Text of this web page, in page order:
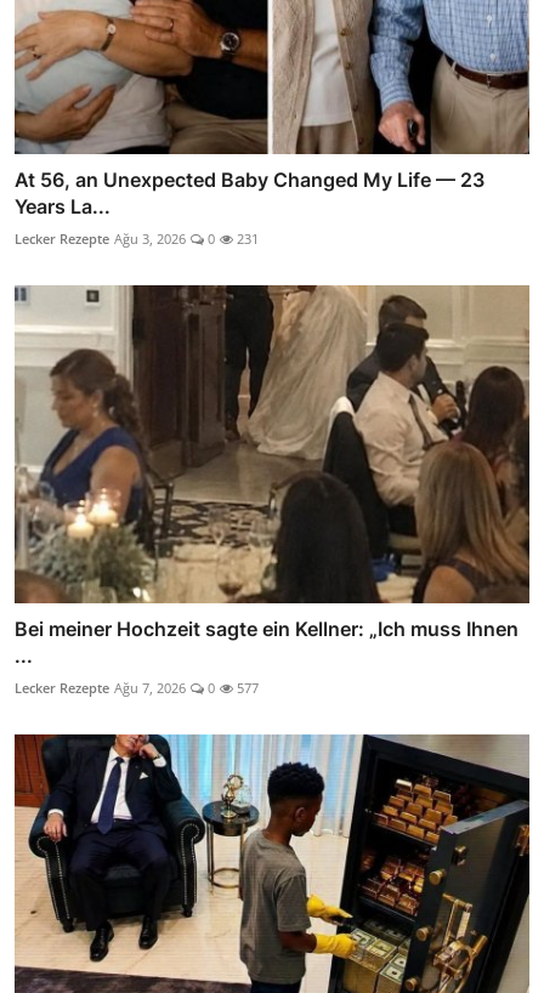
At 56, an Unexpected Baby Changed My Life — 23
Years La...
Lecker Rezepte Ağu 3, 2026 0 231
Bei meiner Hochzeit sagte ein Kellner: „Ich muss Ihnen
...
Lecker Rezepte Ağu 7, 2026 0 577